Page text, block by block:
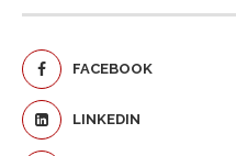
FACEBOOK
LINKEDIN